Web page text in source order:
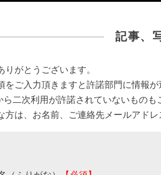
記事、
りがとうございます。
をご入力頂きますと許諾部門に情報
ら二次利用が許諾されていないものも
方は、お名前、ご連絡先メールアド